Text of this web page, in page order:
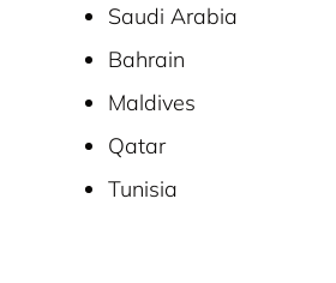
Saudi Arabia
Bahrain
Maldives
Qatar
Tunisia